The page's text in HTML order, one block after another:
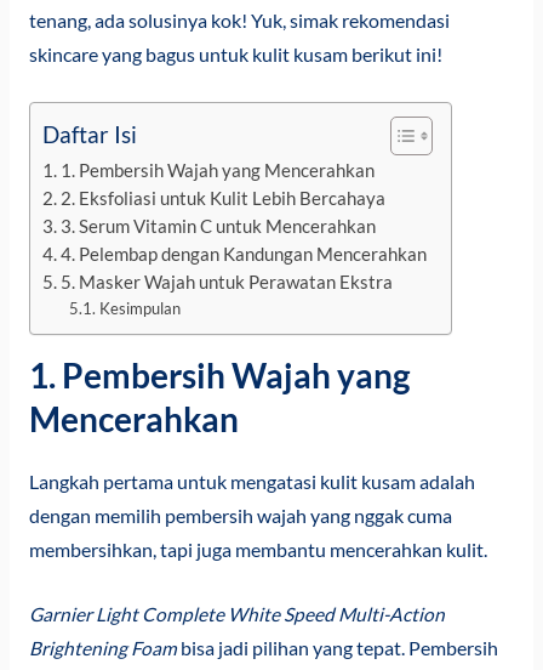
tenang, ada solusinya kok! Yuk, simak rekomendasi
skincare yang bagus untuk kulit kusam berikut ini!
Daftar Isi
1. Pembersih Wajah yang Mencerahkan
2. Eksfoliasi untuk Kulit Lebih Bercahaya
3. Serum Vitamin C untuk Mencerahkan
4. Pelembap dengan Kandungan Mencerahkan
5. Masker Wajah untuk Perawatan Ekstra
Kesimpulan
1. Pembersih Wajah yang
Mencerahkan
Langkah pertama untuk mengatasi kulit kusam adalah
dengan memilih pembersih wajah yang nggak cuma
membersihkan, tapi juga membantu mencerahkan kulit.
Garnier Light Complete White Speed Multi-Action
Brightening Foambisa jadi pilihan yang tepat. Pembersih